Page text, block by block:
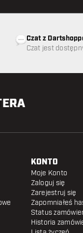
Czat z
Czat jest
KONTO
Moje Konto
Zaloguj się
Zarejestruj się
Zapomniałeś
Status
Historia